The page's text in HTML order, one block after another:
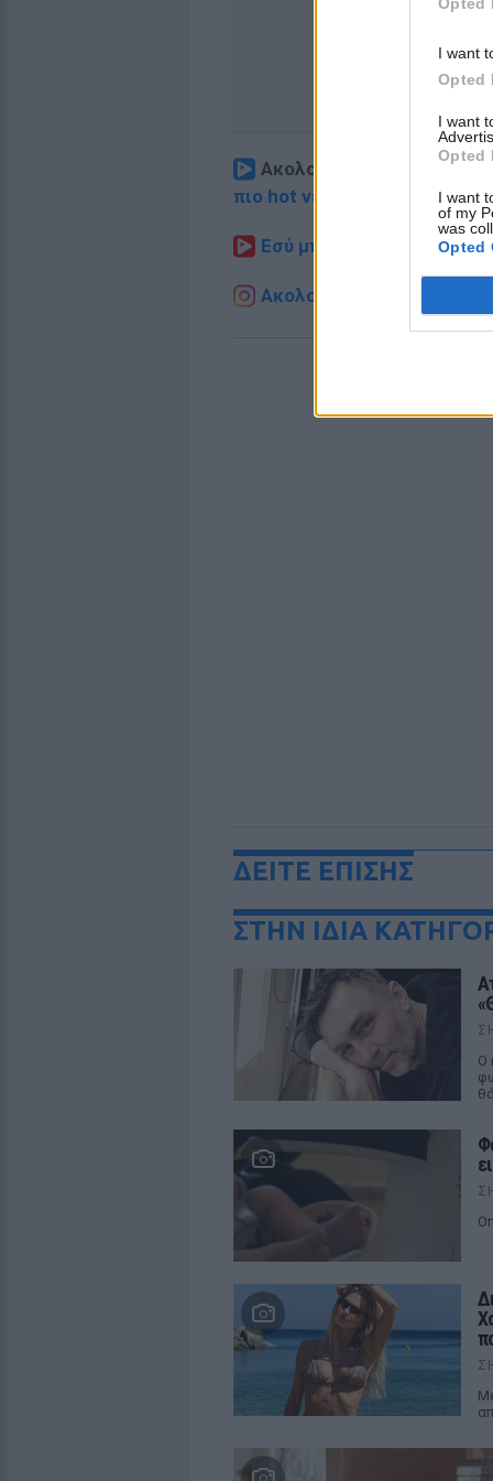
I want
Opted
I want
Opted
I want
of my
was
Opted
Ακολουθήστε το E-
πιο hot νέα
Εσύ μπήκες στο E-
Ακολουθήστε το E-
ΔΕΙΤΕ ΕΠΙΣΗΣ
ΣΤΗΝ ΙΔΙΑ
Ο